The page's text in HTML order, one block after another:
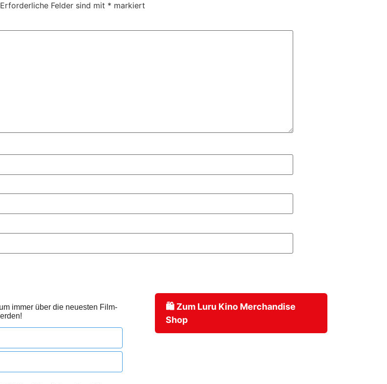
Erforderliche Felder sind mit * markiert
🛍️ Zum Luru Kino Merchandise
Shop